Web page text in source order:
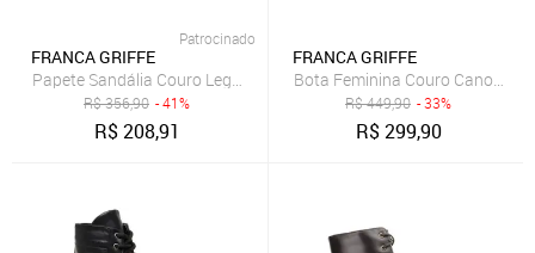
Patrocinado
FRANCA GRIFFE
Papete Sandália Couro Legítimo Netuno FG Confortável Verão
R$356,90 - 41%
R$208,91
FRANCA GRIFFE
Bota Feminina Couro Cano
R$449,90 - 33%
R$299,90